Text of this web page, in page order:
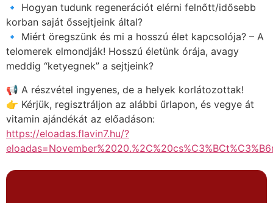
🔹 Hogyan tudunk regenerációt elérni felnőtt/idősebb
korban saját őssejtjeink által?
🔹 Miért öregszünk és mi a hosszú élet kapcsolója? – A
telomerek elmondják! Hosszú életünk órája, avagy
meddig “ketyegnek” a sejtjeink?
📢 A részvétel ingyenes, de a helyek korlátozottak!
👉 Kérjük, regisztráljon az alábbi űrlapon, és vegye át
vitamin ajándékát az előadáson:
https://eloadas.flavin7.hu/?